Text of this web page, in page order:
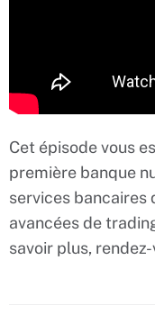
Cet épisode vous
première banque
services bancaires
avancées de
savoir plus,